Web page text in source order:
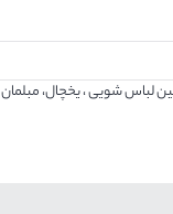
یخچال، مبلمان ۷ نفره، تخت خواب، دراور و...